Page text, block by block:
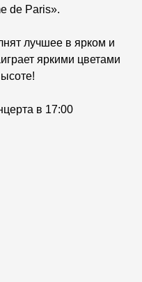
de Paris».
лучшее в ярком и
яркими цветами
в 17:00